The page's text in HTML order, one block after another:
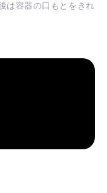
は容器の口もとをきれ